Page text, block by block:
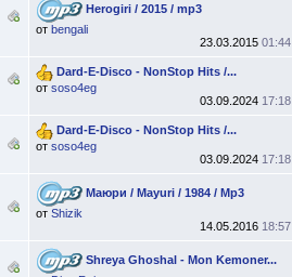
Herogiri / 2015 / mp3
от bengali
23.03.2015 01:44
Dard-E-Disco - NonStop Hits /...
от soso4eg
03.09.2024 17:18
Dard-E-Disco - NonStop Hits /...
от soso4eg
03.09.2024 17:18
Маюри / Mayuri / 1984 / Mp3
от Shizik
14.05.2016 18:57
Shreya Ghoshal - Mon Kemoner...